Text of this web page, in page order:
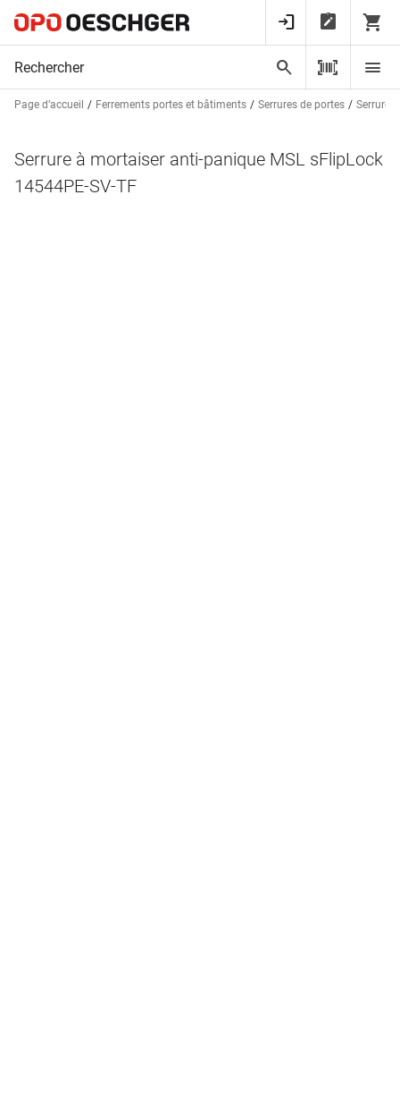
Page d’accueil Ferrements portes et bâtiments Serrures de portes Serrures
Serrure à mortaiser anti-panique MSL sFlipLock
14544PE-SV-TF